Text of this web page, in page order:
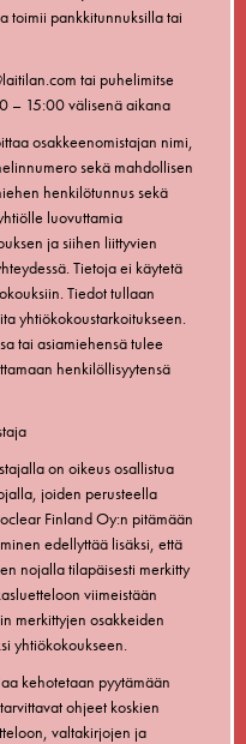
toimii pankkitunnuksilla tai
tai puhelimitse
– 15:00 välisenä aikana
osakkeenomistajan nimi,
sekä mahdollisen
henkilötunnus sekä
luovuttamia
ja siihen liittyvien
Tietoja ei käytetä
Tiedot tullaan
yhtiökokoustarkoitukseen.
tai asiamiehensä tulee
henkilöllisyytensä
on oikeus osallistua
joiden perusteella
Finland Oy:n pitämään
edellyttää lisäksi, että
nojalla tilapäisesti merkitty
viimeistään
merkittyjen osakkeiden
yhtiökokoukseen.
kehotetaan pyytämään
ohjeet koskien
valtakirjojen ja